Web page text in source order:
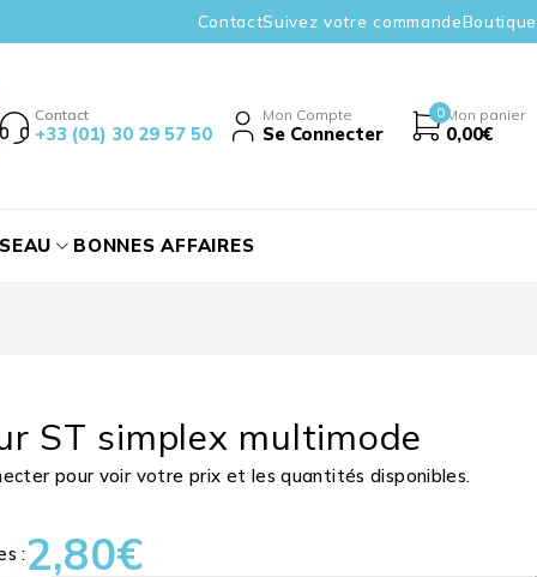
ContactSuivez votre commandeBoutique
Contact
+33 (01) 30 29 57 50
Mon Compte
Se Connecter
0 Mon panier
0,00€
BONNES AFFAIRES
ST simplex multimode
pour voir votre prix et les quantités disponibles.
:2,80€